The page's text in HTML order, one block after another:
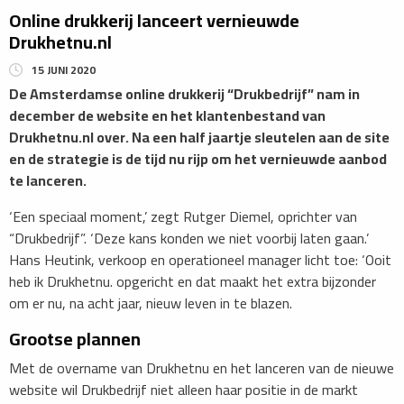
Online drukkerij lanceert vernieuwde
Drukhetnu.nl
15 JUNI 2020
De Amsterdamse online drukkerij “Drukbedrijf” nam in
december de website en het klantenbestand van
Drukhetnu.nl over. Na een half jaartje sleutelen aan de site
en de strategie is de tijd nu rijp om het vernieuwde aanbod
te lanceren.
‘Een speciaal moment,’ zegt Rutger Diemel, oprichter van
“Drukbedrijf”. ‘Deze kans konden we niet voorbij laten gaan.’
Hans Heutink, verkoop en operationeel manager licht toe: ‘Ooit
heb ik Drukhetnu. opgericht en dat maakt het extra bijzonder
om er nu, na acht jaar, nieuw leven in te blazen.
Grootse plannen
Met de overname van Drukhetnu en het lanceren van de nieuwe
website wil Drukbedrijf niet alleen haar positie in de markt